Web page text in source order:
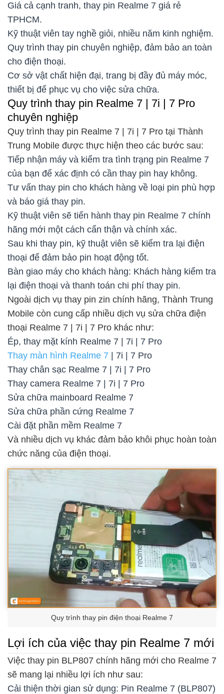
Giá cả cạnh tranh, thay pin Realme 7 giá rẻ
TPHCM.
Kỹ thuật viên tay nghề giỏi, nhiều năm kinh nghiệm.
Quy trình thay pin chuyên nghiệp, đảm bảo an toàn
cho điện thoại.
Cơ sở vật chất hiện đại, trang bị đầy đủ máy móc,
thiết bị để phục vụ cho việc sửa chữa.
Quy trình thay pin Realme 7 | 7i | 7 Pro
chuyên nghiệp
Quy trình thay pin Realme 7 | 7i | 7 Pro tại Thành
Trung Mobile được thực hiện theo các bước sau:
Tiếp nhận máy và kiểm tra tình trạng pin Realme 7
của bạn để xác định có cần thay pin hay không.
Tư vấn thay pin cho khách hàng về loại pin phù hợp
và báo giá thay pin.
Kỹ thuật viên sẽ tiến hành thay pin Realme 7 chính
hãng mới một cách cẩn thận và chính xác.
Sau khi thay pin, kỹ thuật viên sẽ kiểm tra lại điện
thoại để đảm bảo pin hoạt động tốt.
Bàn giao máy cho khách hàng: Khách hàng kiểm tra
lại điện thoại và thanh toán chi phí thay pin.
Ngoài dịch vụ thay pin zin chính hãng, Thành Trung
Mobile còn cung cấp nhiều dịch vụ sửa chữa điện
thoại Realme 7 | 7i | 7 Pro khác như:
Ép, thay mặt kính Realme 7 | 7i | 7 Pro
Thay màn hình Realme 7 | 7i | 7 Pro
Thay chân sạc Realme 7 | 7i | 7 Pro
Thay camera Realme 7 | 7i | 7 Pro
Sửa chữa mainboard Realme 7
Sửa chữa phần cứng Realme 7
Cài đặt phần mềm Realme 7
Và nhiều dịch vụ khác đảm bảo khôi phục hoàn toàn
chức năng của điện thoại.
Quy trình thay pin điện thoại Realme 7
Lợi ích của việc thay pin Realme 7 mới
Việc thay pin BLP807 chính hãng mới cho Realme 7
sẽ mang lại nhiều lợi ích như sau:
Cải thiện thời gian sử dụng: Pin Realme 7 (BLP807)